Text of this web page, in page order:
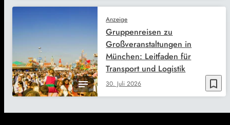
bookmark_border
Anzeige
30. Juli 2026
Gruppenreisen zu
Großveranstaltungen in
München: Leitfaden für
Transport und Logistik